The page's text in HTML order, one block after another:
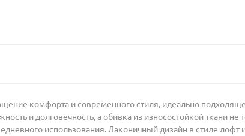
комфорта и современного стиля, идеально
и долговечность, а обивка из износостойкой ткани не
использования. Лаконичный дизайн в стиле